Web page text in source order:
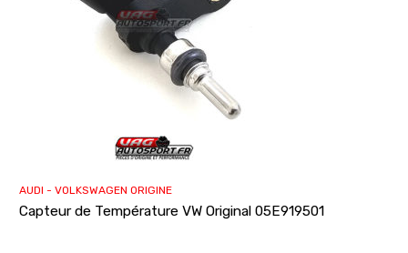
AUDI - VOLKSWAGEN ORIGINE
Capteur de Température VW Original 05E919501